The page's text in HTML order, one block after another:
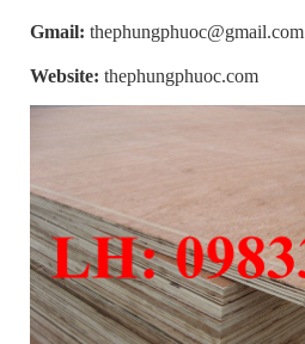
Gmail: thephungphuoc@gmail.com
Website: thephungphuoc.com